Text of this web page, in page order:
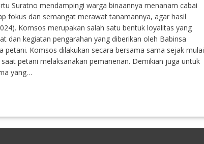
Suratno mendampingi warga binaannya menanam cabai
fokus dan semangat merawat tanamannya, agar hasil
Komsos merupakan salah satu bentuk loyalitas yang
dan kegiatan pengarahan yang diberikan oleh Babinsa
petani. Komsos dilakukan secara bersama sama sejak mulai
petani melaksanakan pemanenan. Demikian juga untuk
yang…